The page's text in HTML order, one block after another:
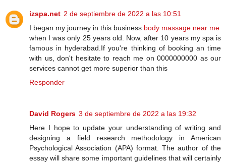
izspa.net 2 de septiembre de 2022 a las 10:51
I began my journey in this business body massage near me
when I was only 25 years old. Now, after 10 years my spa is
famous in hyderabad.If you're thinking of booking an time
with us, don't hesitate to reach me on 0000000000 as our
services cannot get more superior than this
Responder
David Rogers 3 de septiembre de 2022 a las 19:32
Here I hope to update your understanding of writing and
designing a field research methodology in American
Psychological Association (APA) format. The author of the
essay will share some important guidelines that will certainly